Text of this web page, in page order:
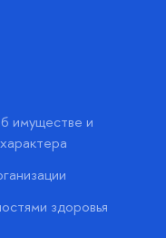
имуществе и
здоровья